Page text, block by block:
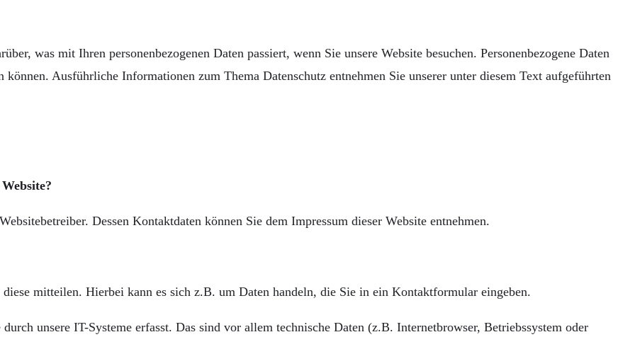
was mit Ihren personenbezogenen Daten passiert, wenn Sie unsere Website besuchen. Personenbezogene Daten
Ausführliche Informationen zum Thema Datenschutz entnehmen Sie unserer unter diesem Text aufgeführten
Dessen Kontaktdaten können Sie dem Impressum dieser Website entnehmen.
mitteilen. Hierbei kann es sich z.B. um Daten handeln, die Sie in ein Kontaktformular eingeben.
unsere IT-Systeme erfasst. Das sind vor allem technische Daten (z.B. Internetbrowser, Betriebssystem oder